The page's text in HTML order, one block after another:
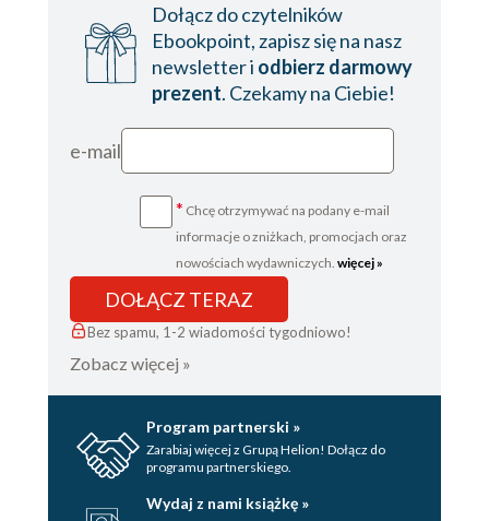
Dołącz do czytelników
Ebookpoint, zapisz się na nasz
newsletter i odbierz darmowy
prezent. Czekamy na Ciebie!
e-mail
* Chcę otrzymywać na podany e-mail
informacje o zniżkach, promocjach oraz
nowościach wydawniczych. więcej »
DOŁĄCZ TERAZ
Bez spamu, 1-2 wiadomości tygodniowo!
Zobacz więcej »
Program partnerski »
Zarabiaj więcej z Grupą Helion! Dołącz do
programu partnerskiego.
Wydaj z nami książkę »